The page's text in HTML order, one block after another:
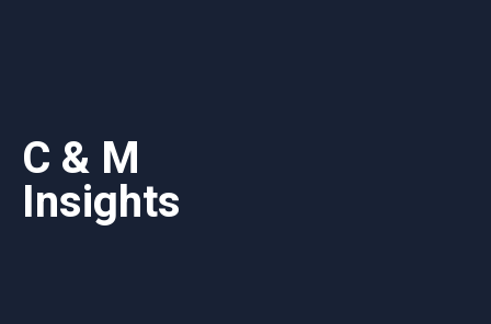
C & M
Insights